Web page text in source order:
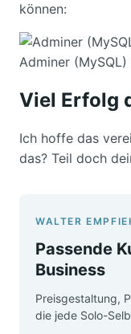
können:
Adminer
Viel Erfolg
Ich hoffe das
das? Teil doch
WALTER
Passende
Business
Preisgestaltung,
die jede Solo-